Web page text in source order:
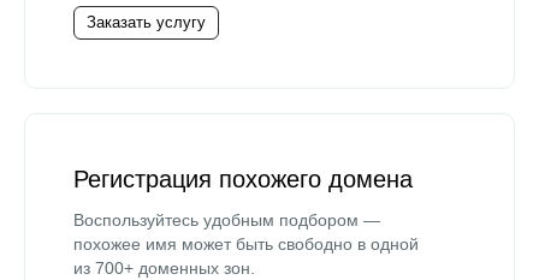
Заказать услугу
Регистрация похожего домена
Воспользуйтесь удобным подбором —
похожее имя может быть свободно в одной
из 700+ доменных зон.